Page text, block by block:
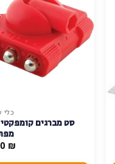
כלי
סט מברגים
₪